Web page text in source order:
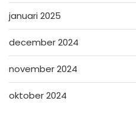
januari 2025
december 2024
november 2024
oktober 2024